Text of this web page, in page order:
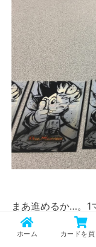
まあ進めるか…。1
ョーカーズ》
！
ホーム カードを買